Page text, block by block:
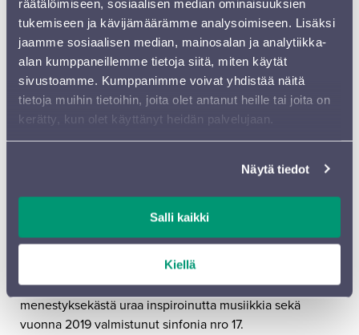
räätälöimiseen, sosiaalisen median ominaisuuksien
tukemiseen ja kävijämäärämme analysoimiseen. Lisäksi
jaamme sosiaalisen median, mainosalan ja analytiikka-
alan kumppaneillemme tietoja siitä, miten käytät
sivustoamme. Kumppanimme voivat yhdistää näitä
tietoja muihin tietoihin, joita olet antanut heille tai joita on
kerätty, kun olet käyttänyt heidän palvelujaan.
Näytä tiedot
Salli kaikki
Kiellä
konservatorion kanssa.
Fokuksessa Kalevi Aho ja Jaakko Kuusisto
Kapellimestari, säveltäjä ja viulistiJaakko Kuusiston
elämäntyö säveltäjänä ja sovittajana on mykistävä
osoitus lahjakkuudesta ja monipuolisuudesta.
Vänskänjohtama FOKUS-konsertti on omistettu
Lahden pitkäaikaiselle konserttimestarille.
Sinfonia Lahden kunniasäveltäjä Kalevi Aho
maaliskuussa 75 vuotta. Paitsi säveltäjä Aho on
yhteiskunnallinen keskustelija, joka on läpi elämänsä
puolustanut sivistystä ja kulttuuria.
johtamassa FOKUS-konsertissa kuullaan Kalevi Ahon
menestyksekästä uraa inspiroinutta musiikkia sekä
vuonna 2019 valmistunut sinfonia nro 17.